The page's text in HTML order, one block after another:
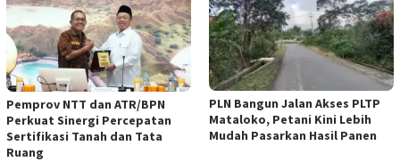
Pemprov NTT dan ATR/BPN
Perkuat Sinergi Percepatan
Sertifikasi Tanah dan Tata
Ruang
PLN Bangun Jalan Akses PLTP
Mataloko, Petani Kini Lebih
Mudah Pasarkan Hasil Panen